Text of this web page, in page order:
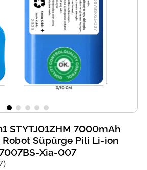
STYTJ01ZHM 7000mAh
Robot Süpürge Pili Li-ion
Xia-007